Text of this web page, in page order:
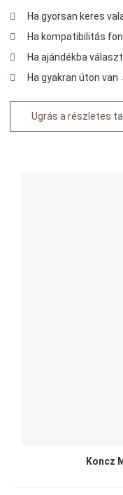
Ha gyorsan keres
Ha kompatibilitás
Ha ajándékba
Ha gyakran úton
Ugrás a részletes
Koncz